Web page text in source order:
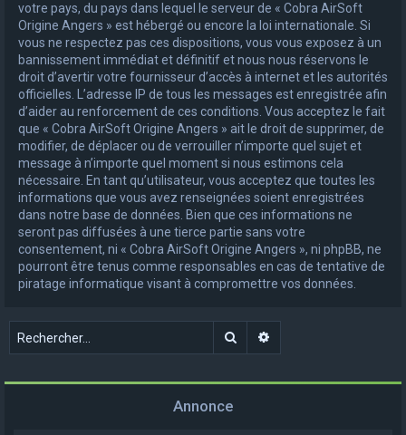
votre pays, du pays dans lequel le serveur de « Cobra AirSoft
Origine Angers » est hébergé ou encore la loi internationale. Si
vous ne respectez pas ces dispositions, vous vous exposez à un
bannissement immédiat et définitif et nous nous réservons le
droit d’avertir votre fournisseur d’accès à internet et les autorités
officielles. L’adresse IP de tous les messages est enregistrée afin
d’aider au renforcement de ces conditions. Vous acceptez le fait
que « Cobra AirSoft Origine Angers » ait le droit de supprimer, de
modifier, de déplacer ou de verrouiller n’importe quel sujet et
message à n’importe quel moment si nous estimons cela
nécessaire. En tant qu’utilisateur, vous acceptez que toutes les
informations que vous avez renseignées soient enregistrées
dans notre base de données. Bien que ces informations ne
seront pas diffusées à une tierce partie sans votre
consentement, ni « Cobra AirSoft Origine Angers », ni phpBB, ne
pourront être tenus comme responsables en cas de tentative de
piratage informatique visant à compromettre vos données.
Rechercher
Annonce